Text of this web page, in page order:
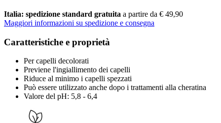
Italia: spedizione standard gratuita a partire da € 49,90
Maggiori informazioni su spedizione e consegna
Caratteristiche e proprietà
Per capelli decolorati
Previene l'ingiallimento dei capelli
Riduce al minimo i capelli spezzati
Può essere utilizzato anche dopo i trattamenti alla cheratina
Valore del pH: 5,8 - 6,4